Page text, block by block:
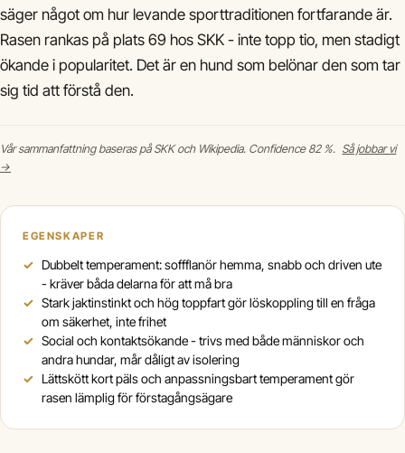
säger något om hur levande sporttraditionen fortfarande är.
Rasen rankas på plats 69 hos SKK - inte topp tio, men stadigt
ökande i popularitet. Det är en hund som belönar den som tar
sig tid att förstå den.
Vår sammanfattning baseras på SKK och Wikipedia. Confidence 82 %. Så jobbar vi
→
EGENSKAPER
Dubbelt temperament: soffflanör hemma, snabb och driven ute
- kräver båda delarna för att må bra
Stark jaktinstinkt och hög toppfart gör löskoppling till en fråga
om säkerhet, inte frihet
Social och kontaktsökande - trivs med både människor och
andra hundar, mår dåligt av isolering
Lättskött kort päls och anpassningsbart temperament gör
rasen lämplig för förstagångsägare